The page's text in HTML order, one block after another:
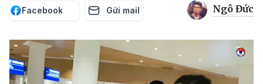
Facebook Gửi mail Ngô Đức